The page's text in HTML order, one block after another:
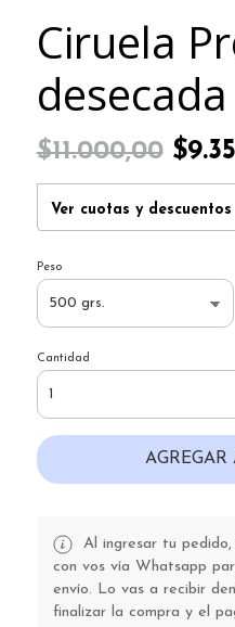
Ciruela
desecada
$11.000,00
Ver cuotas y descuentos
Peso
Cantidad
Al ingresar tu pedido,
con vos vía Whatsapp
envío. Lo vas a recibir
finalizar la compra y el